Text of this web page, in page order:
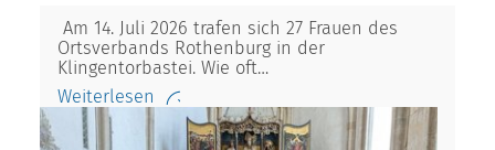
Am 14. Juli 2026 trafen sich 27 Frauen des
Ortsverbands Rothenburg in der
Klingentorbastei. Wie oft…
Weiterlesen